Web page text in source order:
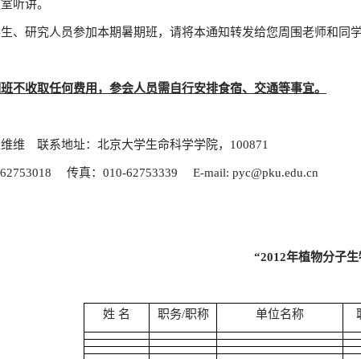
听讲。
、研究人员参加本期暑期班，请将本通知转发给您周围老师和同学
不收取任何费用，参会人员需自行安排食宿、交通等事宜。
维 联系地址：北京大学生命科学学院，100871
62753018 传真：010-62753339 E-mail: pyc@pku.edu.cn
“2012年植物分子
姓 名 职务/职称 单位名称